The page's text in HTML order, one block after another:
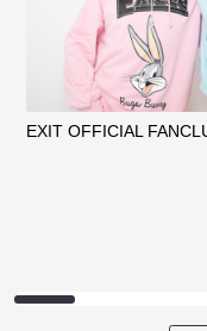
EXIT OFFICIAL